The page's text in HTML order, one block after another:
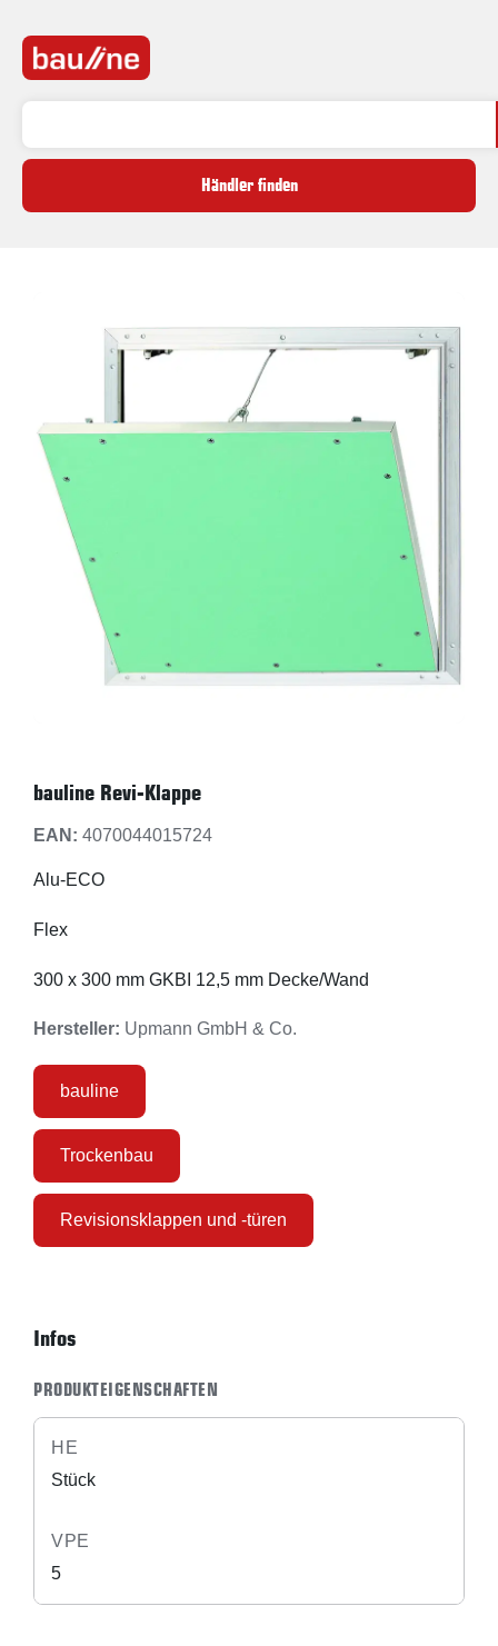
Händler finden
bauline Revi-Klappe
EAN: 4070044015724
Alu-ECO
Flex
300 x 300 mm GKBI 12,5 mm Decke/Wand
Hersteller: Upmann GmbH & Co.
bauline
Trockenbau
Revisionsklappen und -türen
Infos
PRODUKTEIGENSCHAFTEN
HE
Stück
VPE
5